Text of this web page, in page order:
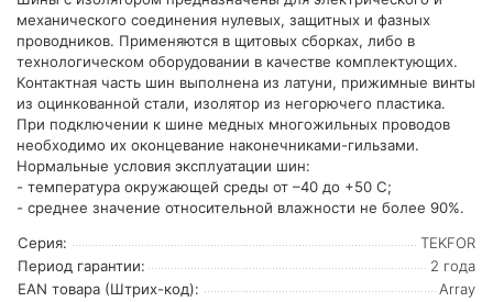
механического соединения нулевых, защитных и фазных
проводников. Применяются в щитовых сборках, либо в
технологическом оборудовании в качестве комплектующих.
Контактная часть шин выполнена из латуни, прижимные винты
из оцинкованной стали, изолятор из негорючего пластика.
При подключении к шине медных многожильных проводов
необходимо их оконцевание наконечниками-гильзами.
Нормальные условия эксплуатации шин:
- температура окружающей среды от –40 до +50 С;
- среднее значение относительной влажности не более 90%.
Серия:
TEKFOR
Период гарантии:
2 года
EAN товара (Штрих-код):
Array